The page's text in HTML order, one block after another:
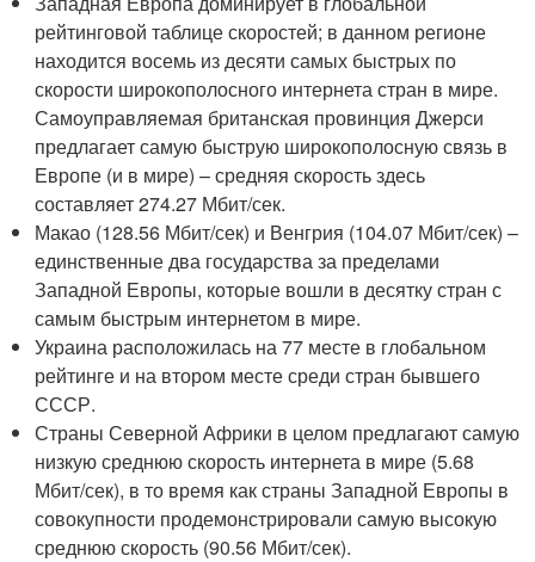
рейтинговой таблице скоростей; в данном регионе
находится восемь из десяти самых быстрых по
скорости широкополосного интернета стран в мире.
Самоуправляемая британская провинция Джерси
предлагает самую быструю широкополосную связь в
Европе (и в мире) – средняя скорость здесь
составляет 274.27 Мбит/сек.
Макао (128.56 Мбит/сек) и Венгрия (104.07 Мбит/сек) –
единственные два государства за пределами
Западной Европы, которые вошли в десятку стран с
самым быстрым интернетом в мире.
Украина расположилась на 77 месте в глобальном
рейтинге и на втором месте среди стран бывшего
СССР.
Страны Северной Африки в целом предлагают самую
низкую среднюю скорость интернета в мире (5.68
Мбит/сек), в то время как страны Западной Европы в
совокупности продемонстрировали самую высокую
среднюю скорость (90.56 Мбит/сек).